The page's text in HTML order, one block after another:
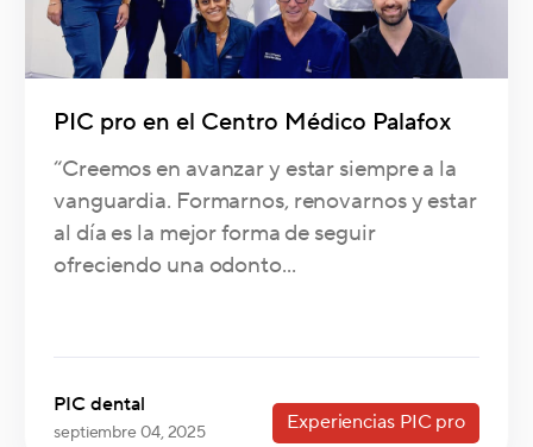
PIC pro en el Centro Médico Palafox
“Creemos en avanzar y estar siempre a la
vanguardia. Formarnos, renovarnos y estar
al día es la mejor forma de seguir
ofreciendo una odonto...
PIC dental
septiembre 04, 2025 Experiencias PIC pro